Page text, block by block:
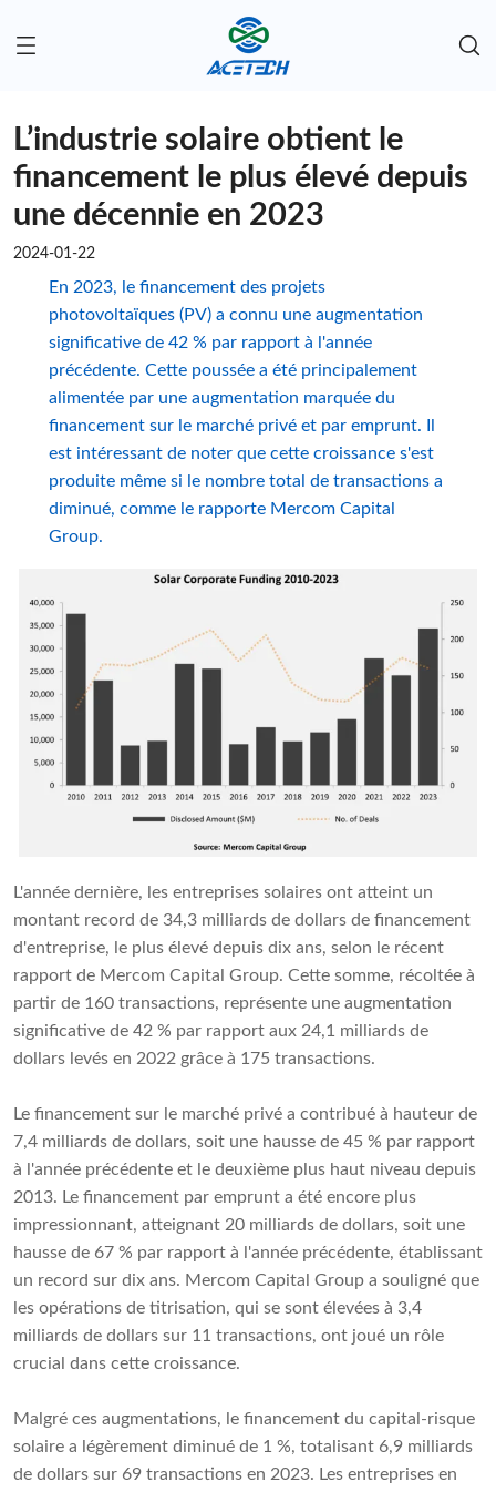
L’industrie solaire obtient le
financement le plus élevé depuis
une décennie en 2023
2024-01-22
En 2023, le financement des projets
photovoltaïques (PV) a connu une augmentation
significative de 42 % par rapport à l'année
précédente. Cette poussée a été principalement
alimentée par une augmentation marquée du
financement sur le marché privé et par emprunt. Il
est intéressant de noter que cette croissance s'est
produite même si le nombre total de transactions a
diminué, comme le rapporte Mercom Capital
Group.
L'année dernière, les entreprises solaires ont atteint un
montant record de 34,3 milliards de dollars de financement
d'entreprise, le plus élevé depuis dix ans, selon le récent
rapport de Mercom Capital Group. Cette somme, récoltée à
partir de 160 transactions, représente une augmentation
significative de 42 % par rapport aux 24,1 milliards de
dollars levés en 2022 grâce à 175 transactions.
Le financement sur le marché privé a contribué à hauteur de
7,4 milliards de dollars, soit une hausse de 45 % par rapport
à l'année précédente et le deuxième plus haut niveau depuis
2013. Le financement par emprunt a été encore plus
impressionnant, atteignant 20 milliards de dollars, soit une
hausse de 67 % par rapport à l'année précédente, établissant
un record sur dix ans. Mercom Capital Group a souligné que
les opérations de titrisation, qui se sont élevées à 3,4
milliards de dollars sur 11 transactions, ont joué un rôle
crucial dans cette croissance.
Malgré ces augmentations, le financement du capital-risque
solaire a légèrement diminué de 1 %, totalisant 6,9 milliards
de dollars sur 69 transactions en 2023. Les entreprises en